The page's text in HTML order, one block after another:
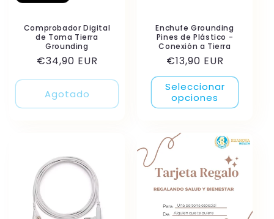
Comprobador Digital
de Toma Tierra
Grounding
Precio
€34,90 EUR
Agotado
Enchufe Grounding
Pines de Plástico -
Conexión a Tierra
Precio
habitual
€13,90 EUR
Seleccionar
opciones